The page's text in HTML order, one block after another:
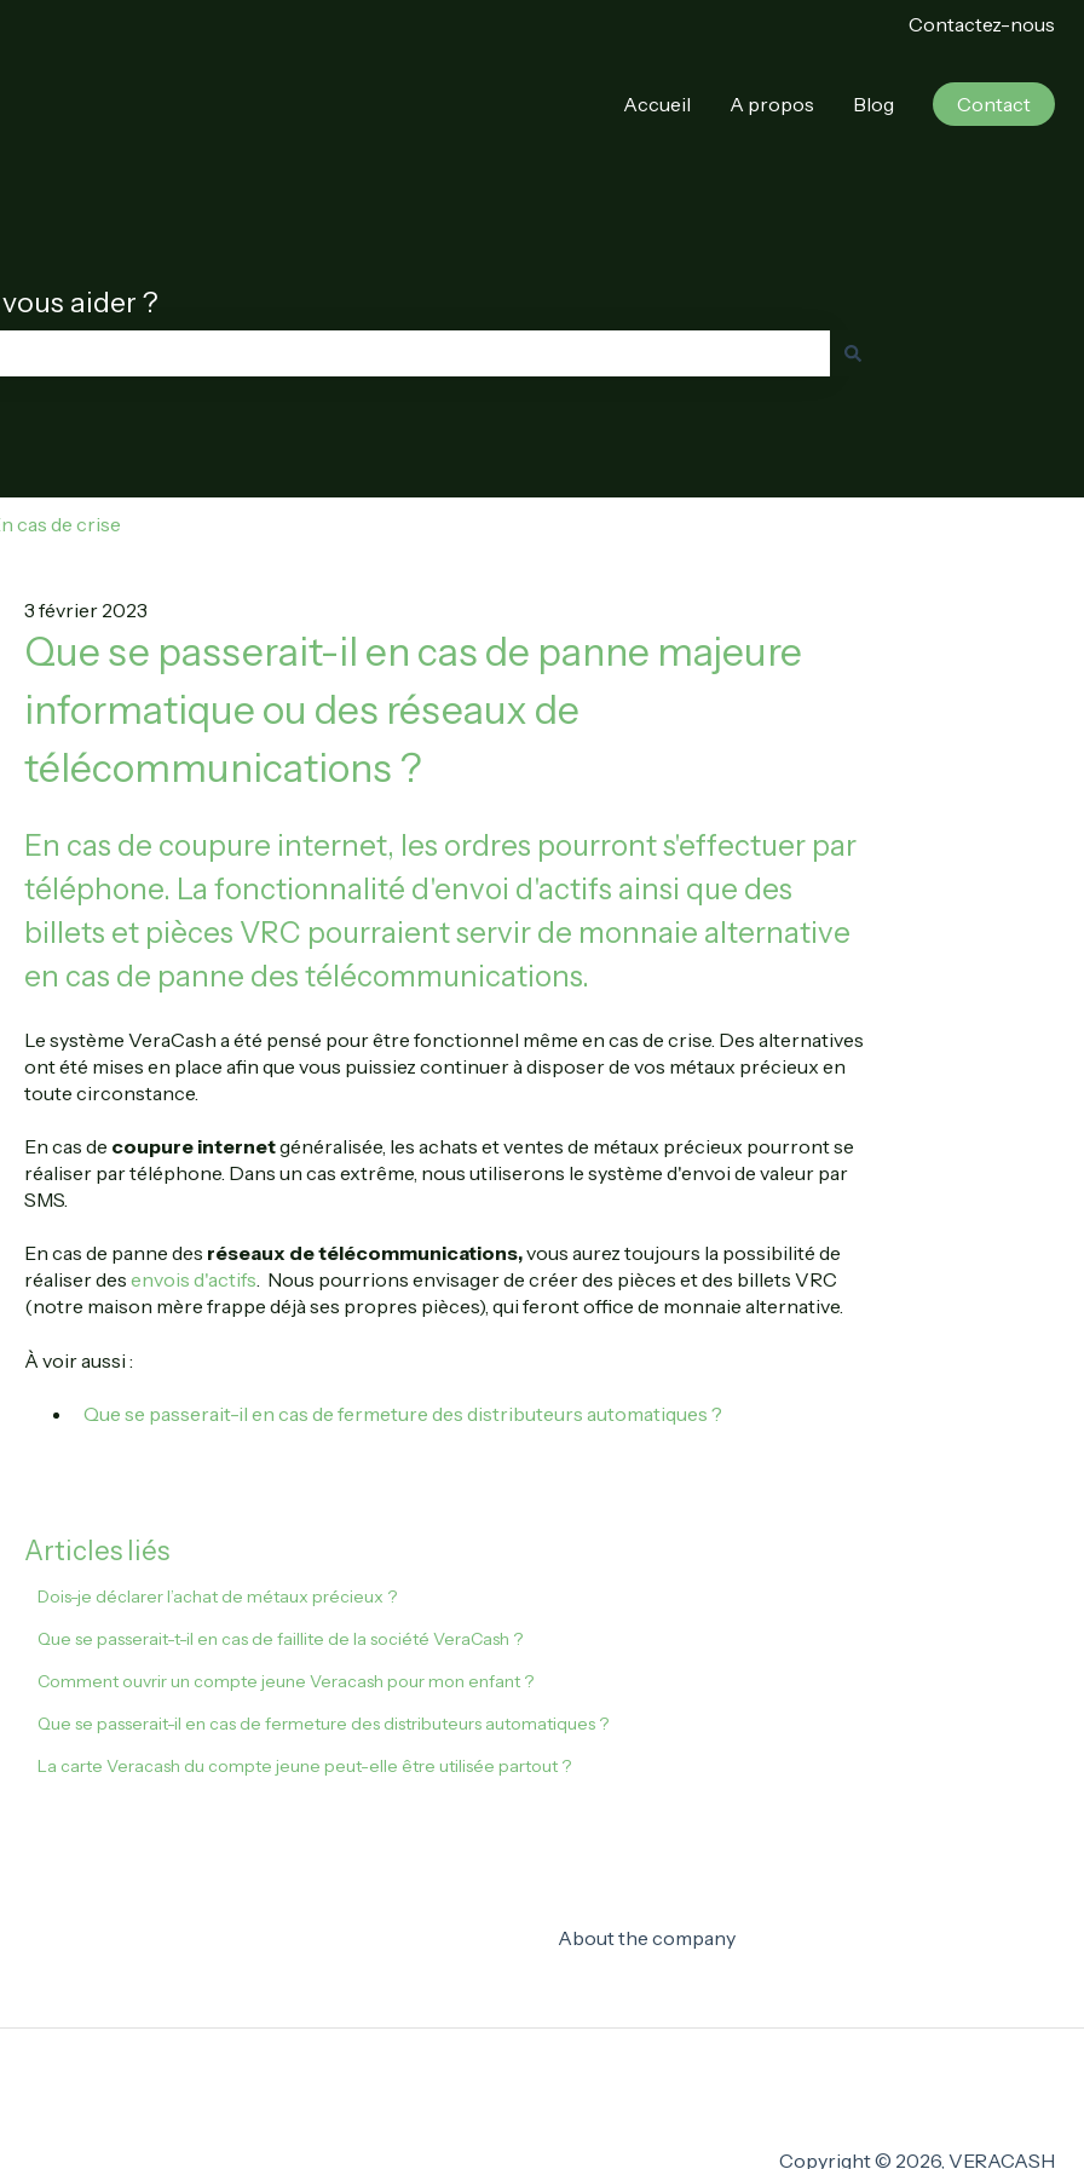
Contactez-nous
Accueil A propos Blog Contact
aider ?
cas de crise
3 février 2023
Que se passerait-il en cas de panne majeure
informatique ou des réseaux de
télécommunications ?
En cas de coupure internet, les ordres pourront s'effectuer par
téléphone. La fonctionnalité d'envoi d'actifs ainsi que des
billets et pièces VRC pourraient servir de monnaie alternative
en cas de panne des télécommunications.
Le système VeraCash a été pensé pour être fonctionnel même en cas de crise. Des alternatives
ont été mises en place afin que vous puissiez continuer à disposer de vos métaux précieux en
toute circonstance.
En cas de coupure internetgénéralisée, les achats et ventes de métaux précieux pourront se
réaliser par téléphone. Dans un cas extrême, nous utiliserons le système d'envoi de valeur par
SMS.
En cas de panne des réseaux de télécommunications,vous aurez toujours la possibilité de
réaliser des envois d'actifs. Nous pourrions envisager de créer des pièces et des billets VRC
(notre maison mère frappe déjà ses propres pièces), qui feront office de monnaie alternative.
À voir aussi :
Que se passerait-il en cas de fermeture des distributeurs automatiques ?
Articles liés
Dois-je déclarer l’achat de métaux précieux ?
Que se passerait-t-il en cas de faillite de la société VeraCash ?
Comment ouvrir un compte jeune Veracash pour mon enfant ?
Que se passerait-il en cas de fermeture des distributeurs automatiques ?
La carte Veracash du compte jeune peut-elle être utilisée partout ?
About the company
Copyright © 2026, VERACASH